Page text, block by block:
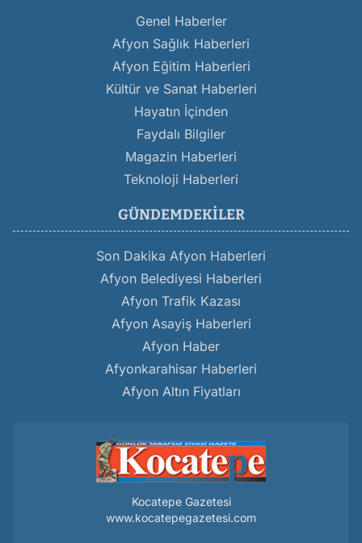
Genel Haberler
Afyon Sağlık Haberleri
Afyon Eğitim Haberleri
Kültür ve Sanat Haberleri
Hayatın İçinden
Faydalı Bilgiler
Magazin Haberleri
Teknoloji Haberleri
GÜNDEMDEKILER
Son Dakika Afyon Haberleri
Afyon Belediyesi Haberleri
Afyon Trafik Kazası
Afyon Asayiş Haberleri
Afyon Haber
Afyonkarahisar Haberleri
Afyon Altın Fiyatları
Kocatepe Gazetesi
www.kocatepegazetesi.com